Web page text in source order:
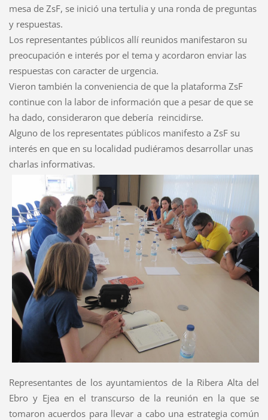
mesa de ZsF, se inició una tertulia y una ronda de preguntas
y respuestas.
Los representantes públicos allí reunidos manifestaron su
preocupación e interés por el tema y acordaron enviar las
respuestas con caracter de urgencia.
Vieron también la conveniencia de que la plataforma ZsF
continue con la labor de información que a pesar de que se
ha dado, consideraron que debería reincidirse.
Alguno de los representates públicos manifesto a ZsF su
interés en que en su localidad pudiéramos desarrollar unas
charlas informativas.
Representantes de los ayuntamientos de la Ribera Alta del
Ebro y Ejea en el transcurso de la reunión en la que se
tomaron acuerdos para llevar a cabo una estrategia común